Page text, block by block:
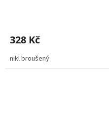
328 Kč
nikl broušený